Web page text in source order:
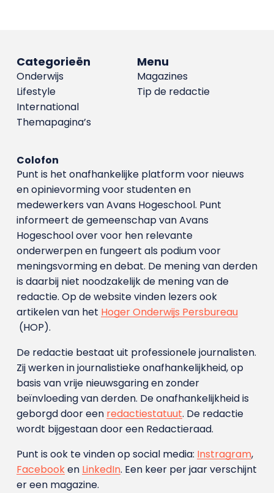
Menu
Magazines
Tip de redactie
Categorieën
Onderwijs
Lifestyle
International
Themapagina’s
Colofon
Punt is het onafhankelijke platform voor nieuws
en opinievorming voor studenten en
medewerkers van Avans Hoge­school. Punt
informeert de gemeenschap van Avans
Hogeschool over voor hen relevante
onderwerpen en fungeert als podium voor
meningsvorming en debat. De mening van derden
is daarbij niet noodzakelijk de mening van de
redactie. Op de website vinden lezers ook
artikelen van het Hoger Onderwijs Persbureau
(HOP).
De redactie bestaat uit professionele journalisten.
Zij werken in journalistieke onafhankelijkheid, op
basis van vrije nieuwsgaring en zonder
beïnvloeding van derden. De onafhankelijkheid is
geborgd door een redactiestatuut. De redactie
wordt bijgestaan door een Redactieraad.
Punt is ook te vinden op social media: Instragram,
Facebooken LinkedIn. Een keer per jaar verschijnt
er een magazine.